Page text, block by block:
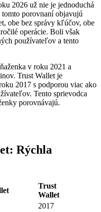
2026 už nie je jednoduchá
porovnaní objavujú
obe bez správy kľúčov, obe
operácie. Boli však
používateľov a tento
v roku 2021 a
Trust Wallet je
2017 s podporou viac ako
Tento sprievodca
porovnávajú.
Rýchla
Trust
Wallet
2017